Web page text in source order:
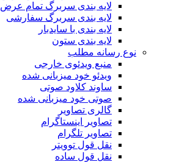
لایه بندی سربرگ تمام عرض
لایه بندی سربرگ سفارشی
لایه بندی با سایدبار
لایه بندی ستون
نوع رسانه مطلب
منبع ویدئوی خارجی
ویدئو خود میزبانی شده
ساوند کلاود صوتی
صوتی خود میزبانی شده
گالری تصاویر
تصاویر اینستاگرام
تصاویر تلگرام
نقل قول توویتر
نقل قول ساده